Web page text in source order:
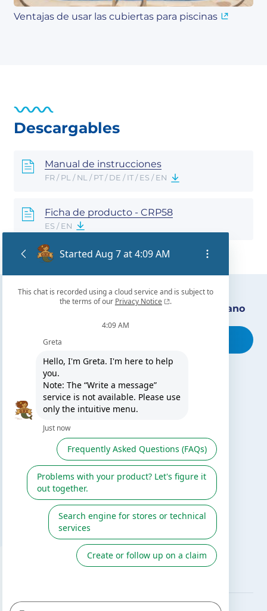
Ventajas de usar las cubiertas para piscinas
Descargables
Manual de instrucciones
FR / PL / NL / PT / DE / IT / ES / EN
Ficha de producto - CRP58
ES / EN
Encuentra nuestro distribuidor más cercano
TE PUEDE INTERESAR
El blog de Gre
Servicio de postventa
Catálogo Gre / Zodiac
SÍGUENOS EN